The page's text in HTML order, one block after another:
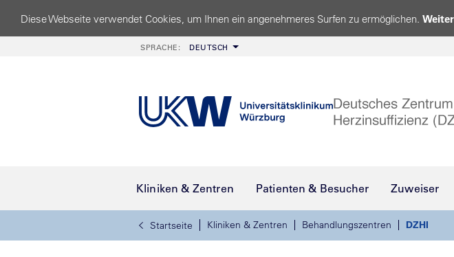
Diese Webseite verwendet Cookies, um Ihnen ein angenehmeres Surfen zu ermöglichen.
SPRACHE: DEUTSCH
Kliniken & Zentren Patienten & Besucher Zuweiser
Startseite Kliniken & Zentren Behandlungszentren DZHI